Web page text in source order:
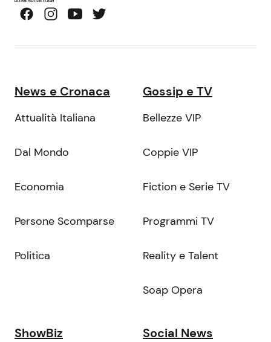
News e Cronaca
Attualità Italiana
Dal Mondo
Economia
Persone Scomparse
Politica
Gossip e TV
Bellezze VIP
Coppie VIP
Fiction e Serie TV
Programmi TV
Reality e Talent
Soap Opera
ShowBiz Social News